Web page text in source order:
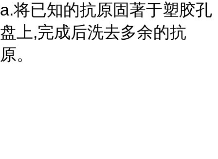
a.将已知的抗原固著于塑胶孔
盘上,完成后洗去多余的抗
原。